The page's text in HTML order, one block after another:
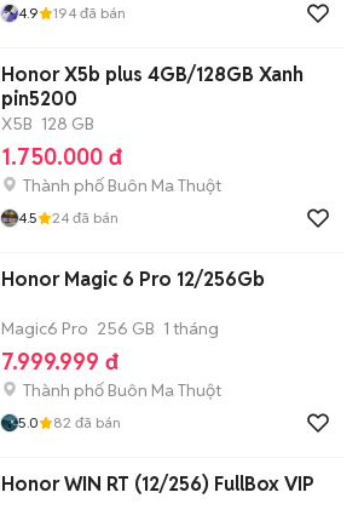
4.9 194 đã bán
Honor X5b plus 4GB/128GB Xanh
pin5200
X5B 128 GB
1.750.000 đ
Thành phố Buôn Ma Thuột
4.5 24 đã bán
Honor Magic 6 Pro 12/256Gb
Magic6 Pro 256 GB 1 tháng
7.999.999 đ
Thành phố Buôn Ma Thuột
5.0 82 đã bán
Honor WIN RT (12/256) FullBox VIP